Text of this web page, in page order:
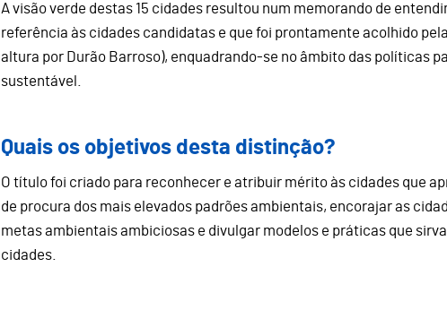
A visão verde destas 15 cidades resultou num memorando de
referência às cidades candidatas e que foi prontamente acolhido
altura por Durão Barroso), enquadrando-se no âmbito das políticas
sustentável.
Quais os objetivos desta distinção?
O título foi criado para reconhecer e atribuir mérito às cidades que
de procura dos mais elevados padrões ambientais, encorajar as
metas ambientais ambiciosas e divulgar modelos e práticas que
cidades.